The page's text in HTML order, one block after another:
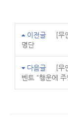
이전글
[무
명단
다음글
[무
벤트 "행운에